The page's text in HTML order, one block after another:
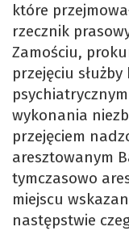
które
rzecznik
Zamościu,
przejęciu
wykonania
przejęciem
aresztowanym
tymczasowo
miejscu
następstwie